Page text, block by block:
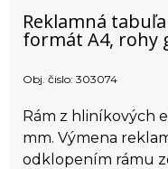
Reklamná
formát A4, rohy
Obj. čislo: 303074
Rám z hliníkových
mm. Výmena
odklopením rámu